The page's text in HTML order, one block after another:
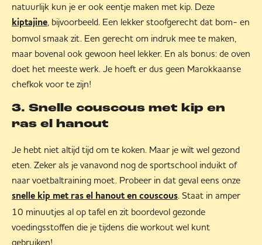
natuurlijk kun je er ook eentje maken met kip. Deze
kiptajine, bijvoorbeeld. Een lekker stoofgerecht dat bom- en
bomvol smaak zit. Een gerecht om indruk mee te maken,
maar bovenal ook gewoon heel lekker. En als bonus: de oven
doet het meeste werk. Je hoeft er dus geen Marokkaanse
chefkok voor te zijn!
3. Snelle couscous met kip en
ras el hanout
Je hebt niet altijd tijd om te koken. Maar je wilt wel gezond
eten. Zeker als je vanavond nog de sportschool induikt of
naar voetbaltraining moet. Probeer in dat geval eens onze
snelle kip met ras el hanout en couscous. Staat in amper
10 minuutjes al op tafel en zit boordevol gezonde
voedingsstoffen die je tijdens die workout wel kunt
gebruiken!